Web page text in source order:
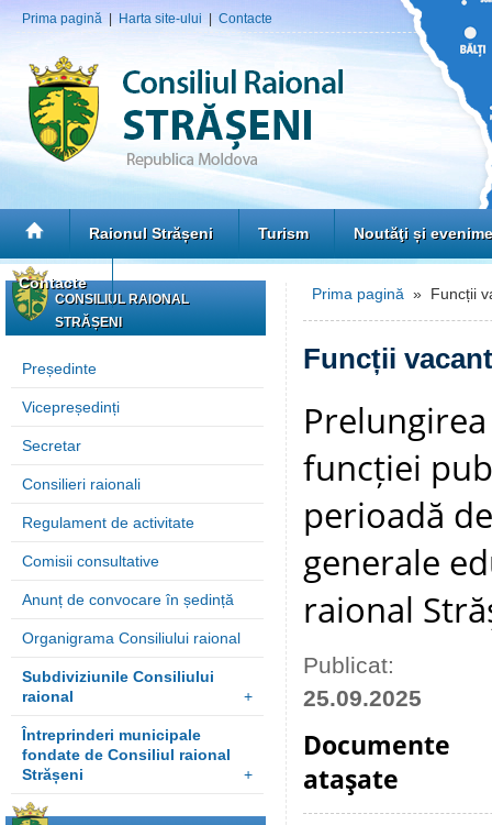
Prima pagină Harta site-ului Contacte
Raionul Strășeni Turism Noutăţi și
Contacte
CONSILIUL RAIONAL
STRĂȘENI
Președinte
Vicepreședinți
Secretar
Consilieri raionali
Regulament de activitate
Comisii consultative
Anunț de convocare în ședință
Organigrama Consiliului raional
Subdiviziunile Consiliului
raional
+
Întreprinderi municipale
fondate de Consiliul raional
Strășeni
+
Prima pagină » Funcții
Funcții
funcției
perioadă
generale
raional
Publicat:
25.09.2025
Documente
ataşate